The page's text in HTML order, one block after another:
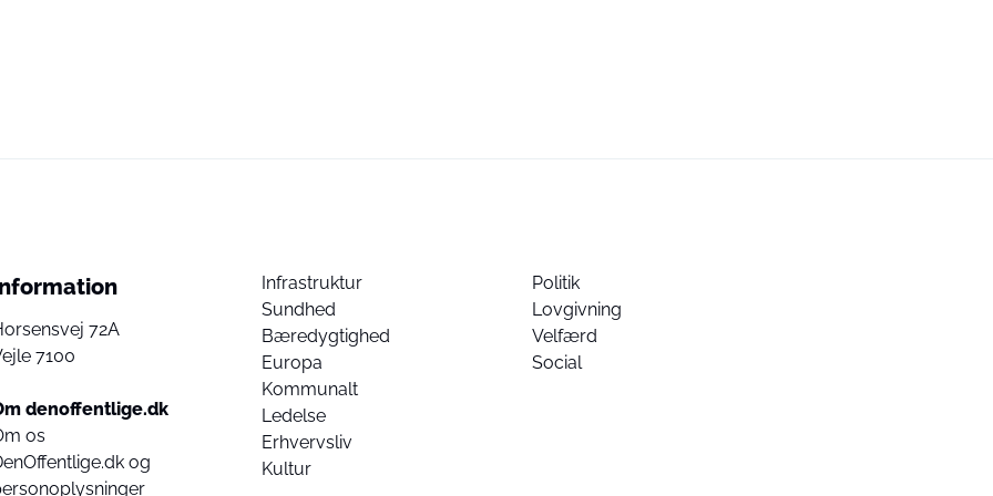
72A
7100
denoffentlige.dk
os
og
Infrastruktur
Sundhed
Bæredygtighed
Europa
Kommunalt
Ledelse
Erhvervsliv
Kultur
Politik
Lovgivning
Velfærd
Social